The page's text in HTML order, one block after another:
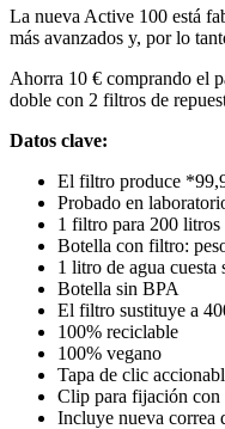
Filter
in
silver
+
Filter
La nueva Active 100 está
más avanzados y, por lo
Ahorra 10 € comprando el
doble con 2 filtros de
Datos clave:
El filtro produce
Probado en
1 filtro para 200 litros
Botella con filtro:
1 litro de agua cuesta
Botella sin BPA
El filtro sustituye a
100% reciclable
100% vegano
Tapa de clic
Clip para fijación con
Incluye nueva correa